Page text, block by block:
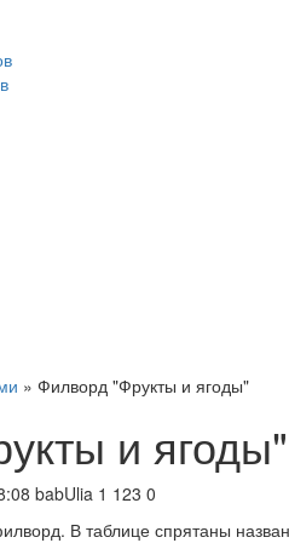
» Филворд "Фрукты и ягоды"
и ягоды"
babUlia 1 123 0
В таблице спрятаны